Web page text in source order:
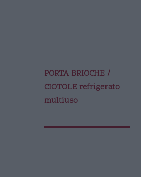
PORTA BRIOCHE /
CIOTOLE refrigerato
multiuso